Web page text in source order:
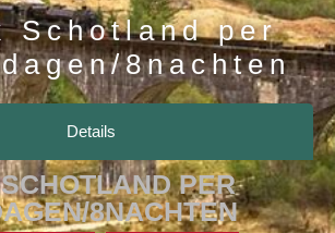
Schotland per
8nachten
Details
PER
8NACHTEN